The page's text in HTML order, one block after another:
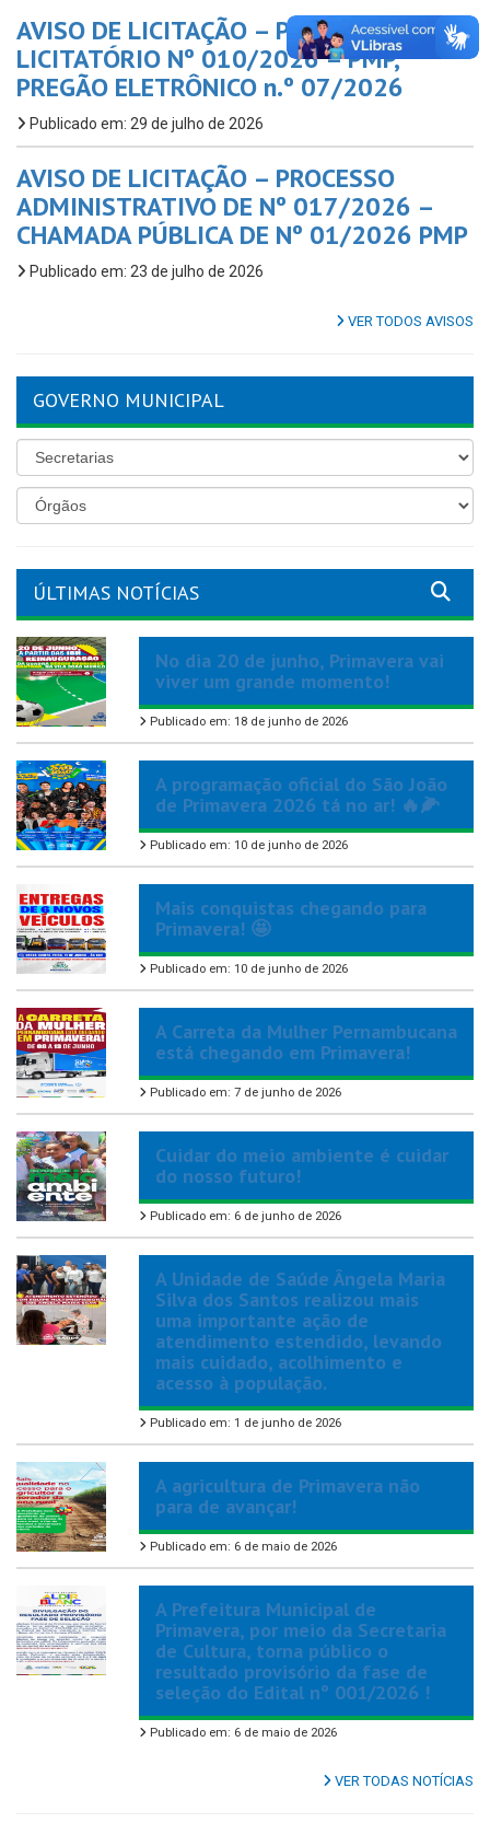
AVISO DE LICITAÇÃO – PROCESSO
LICITATÓRIO Nº 010/2026 – PMP,
PREGÃO ELETRÔNICO n.º 07/2026
Publicado em: 29 de julho de 2026
AVISO DE LICITAÇÃO – PROCESSO
ADMINISTRATIVO DE Nº 017/2026 –
CHAMADA PÚBLICA DE Nº 01/2026 PMP
Publicado em: 23 de julho de 2026
VER TODOS AVISOS
GOVERNO MUNICIPAL
ÚLTIMAS NOTÍCIAS
No dia 20 de junho, Primavera vai
viver um grande momento!
Publicado em: 18 de junho de 2026
A programação oficial do São João
de Primavera 2026 tá no ar! 🔥🌽
Publicado em: 10 de junho de 2026
Mais conquistas chegando para
Primavera! 🤩
Publicado em: 10 de junho de 2026
A Carreta da Mulher Pernambucana
está chegando em Primavera!
Publicado em: 7 de junho de 2026
Cuidar do meio ambiente é cuidar
do nosso futuro!
Publicado em: 6 de junho de 2026
A Unidade de Saúde Ângela Maria
Silva dos Santos realizou mais
uma importante ação de
atendimento estendido, levando
mais cuidado, acolhimento e
acesso à população.
Publicado em: 1 de junho de 2026
A agricultura de Primavera não
para de avançar!
Publicado em: 6 de maio de 2026
A Prefeitura Municipal de
Primavera, por meio da Secretaria
de Cultura, torna público o
resultado provisório da fase de
seleção do Edital nº 001/2026 !
Publicado em: 6 de maio de 2026
VER TODAS NOTÍCIAS